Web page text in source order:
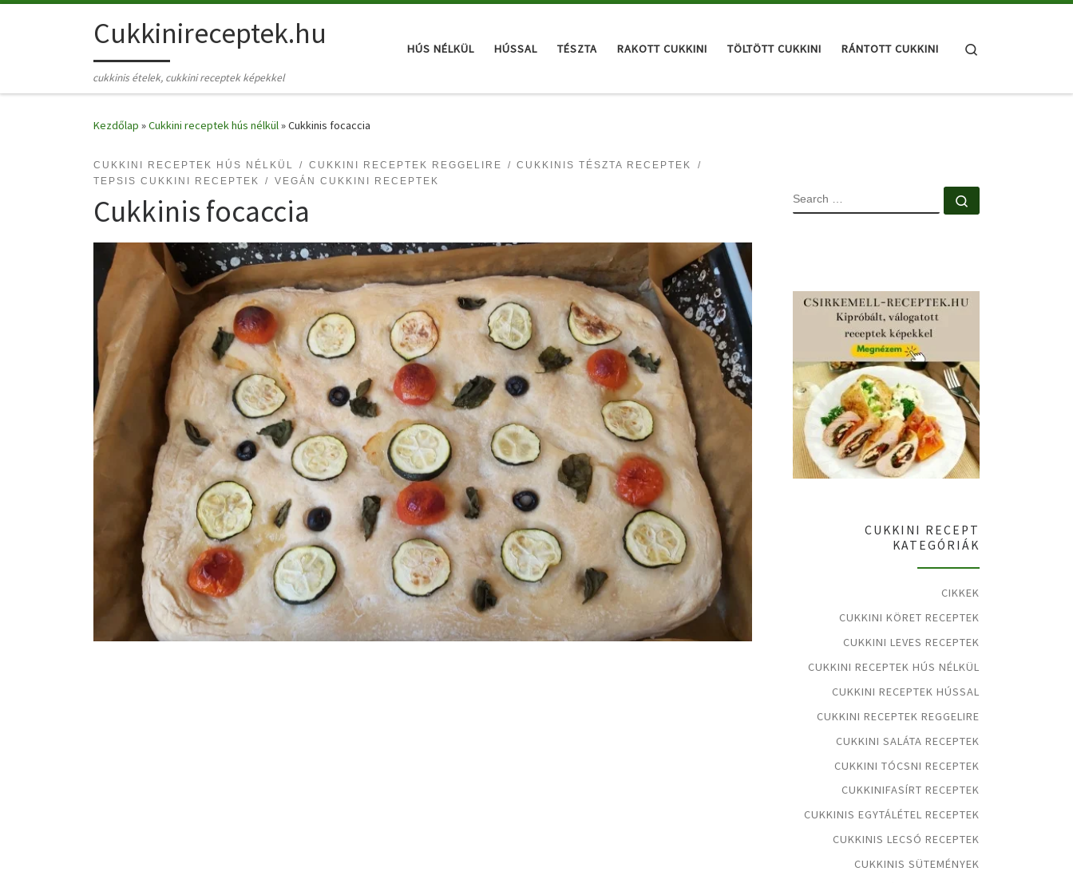
Skip to contentCukkinireceptek.hu
cukkinis ételek, cukkini receptek képekkel
HÚS NÉLKÜL HÚSSAL TÉSZTA RAKOTT CUKKINI TÖLTÖTT CUKKINI RÁNTOTT CUKKINI
Kezdőlap »Cukkini receptek hús nélkül»Cukkinis focaccia
CUKKINI RECEPTEK HÚS NÉLKÜL CUKKINI RECEPTEK REGGELIRE
CUKKINIS TÉSZTA RECEPTEK
TEPSIS CUKKINI RECEPTEK
VEGÁN CUKKINI RECEPTEK
Cukkinis focaccia SEARCH
CUKKINI RECEPT
KATEGÓRIÁK
CIKKEK
CUKKINI KÖRET RECEPTEK
CUKKINI LEVES RECEPTEK
CUKKINI RECEPTEK HÚS NÉLKÜL
CUKKINI RECEPTEK HÚSSAL
CUKKINI RECEPTEK REGGELIRE
CUKKINI SALÁTA RECEPTEK
CUKKINI TÓCSNI RECEPTEK
CUKKINIFASÍRT RECEPTEK
CUKKINIS EGYTÁLÉTEL RECEPTEK
CUKKINIS LECSÓ RECEPTEK
CUKKINIS SÜTEMÉNYEK